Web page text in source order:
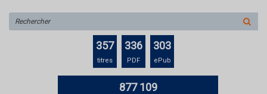
sur
le
357
titres
336
PDF
303
ePub
877 109